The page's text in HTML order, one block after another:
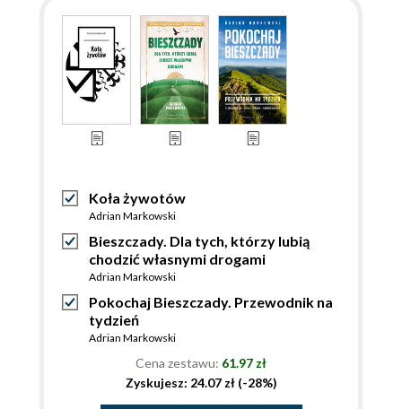
Koła żywotów
Adrian Markowski
Bieszczady. Dla tych, którzy lubią
chodzić własnymi drogami
Adrian Markowski
Pokochaj Bieszczady. Przewodnik na
tydzień
Adrian Markowski
Cena zestawu: 61.97 zł
Zyskujesz: 24.07 zł (-28%)